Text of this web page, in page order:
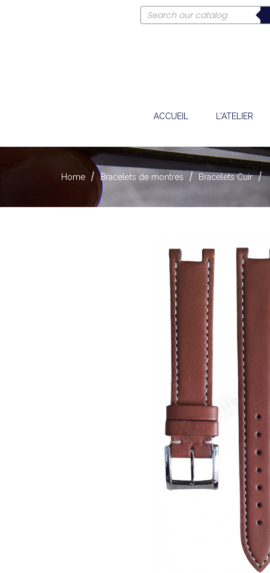
ACCUEIL L'ATELIER
Home Bracelets de montres Bracelets Cuir